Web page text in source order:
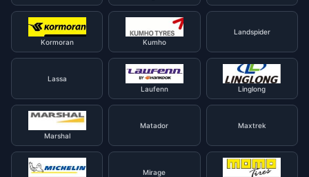
Kormoran Kumho
Landspider
Lassa
Laufenn
Linglong
Marshal
Matador Maxtrek
Mirage